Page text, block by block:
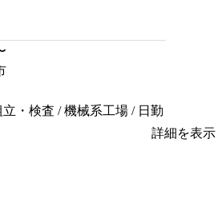
・検査 / 機械系工場 / 日勤
詳細を表示